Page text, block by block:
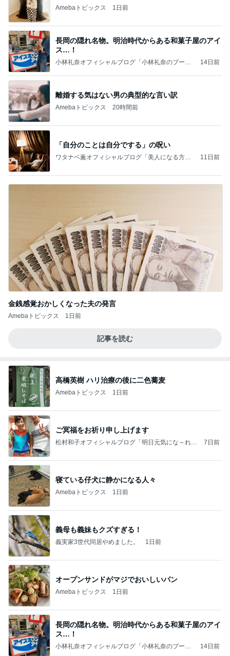
Amebaトピックス 1日前
長岡の隠れ名物。明治時代からある和菓子屋のアイ
ス…！
小林礼奈オフィシャルブログ「小林礼奈のブーブ
14日前
離婚する気はない男の典型的な言い訳
Amebaトピックス 20時間前
「自分のことは自分でする」の呪い
ワタナベ薫オフィシャルブログ「美人になる方
11日前
金銭感覚おかしくなった夫の発言
Amebaトピックス 1日前
記事を読む
高橋英樹 ハリ治療の後に二色蕎麦
Amebaトピックス 1日前
ご冥福をお祈り申し上げます
松村和子オフィシャルブログ「明日元気にな～れ」
7日前
寝ている仔犬に静かになる人々
Amebaトピックス 1日前
義母も義妹もクズすぎる！
義実家3世代同居やめました。 1日前
オープンサンドがマジでおいしいパン
Amebaトピックス 1日前
長岡の隠れ名物。明治時代からある和菓子屋のアイ
ス…！
小林礼奈オフィシャルブログ「小林礼奈のブーブ
14日前